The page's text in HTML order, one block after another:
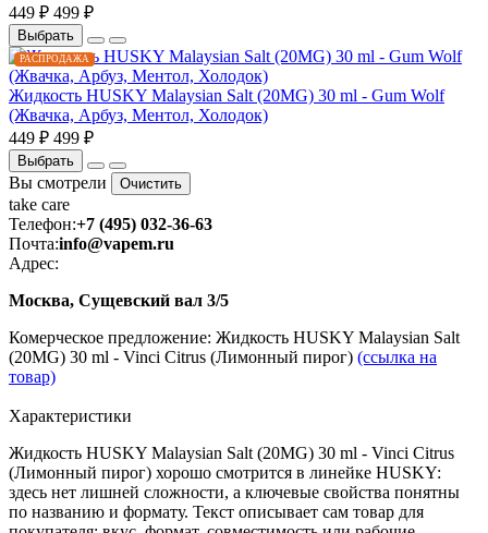
449 ₽ 499 ₽
Выбрать
РАСПРОДАЖА
Жидкость HUSKY Malaysian Salt (20MG) 30 ml - Gum Wolf
(Жвачка, Арбуз, Ментол, Холодок)
449 ₽ 499 ₽
Выбрать
Вы смотрели Очистить
take care
Телефон:+7 (495) 032-36-63
Почта:info@vapem.ru
Адрес:
Москва, Сущевский вал 3/5
Комерческое предложение: Жидкость HUSKY Malaysian Salt
(20MG) 30 ml - Vinci Citrus (Лимонный пирог) (ссылка на
товар)
Характеристики
Жидкость HUSKY Malaysian Salt (20MG) 30 ml - Vinci Citrus
(Лимонный пирог) хорошо смотрится в линейке HUSKY:
здесь нет лишней сложности, а ключевые свойства понятны
по названию и формату. Текст описывает сам товар для